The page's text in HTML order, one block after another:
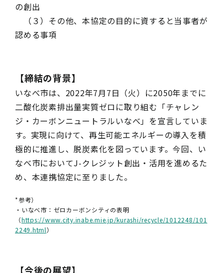
の創出
（３）その他、本協定の目的に資すると当事者が
認める事項
【締結の背景】
いなべ市は、2022年7月7日（火）に2050年までに
二酸化炭素排出量実質ゼロに取り組む「チャレン
ジ・カーボンニュートラルいなべ」を宣言していま
す。実現に向けて、再生可能エネルギーの導入を積
極的に推進し、脱炭素化を図っています。今回、い
なべ市においてJ-クレジット創出・活用を進めるた
め、本連携協定に至りました。
*参考）
・いなべ市：ゼロカーボンシティの表明
（https://www.city.inabe.mie.jp/kurashi/recycle/1012248/101
2249.html）
【今後の展望】